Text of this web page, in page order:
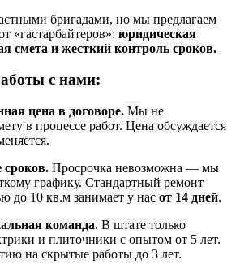
бригадами, но мы предлагаем
«гастарбайтеров»: юридическая
смета и жесткий контроль сроков.
с нами:
цена в договоре. Мы не
в процессе работ. Цена обсуждается
сроков. Просрочка невозможна — мы
графику. Стандартный ремонт
до 10 кв.м занимает у нас от 14 дней.
команда. В штате только
и плиточники с опытом от 5 лет.
на скрытые работы до 3 лет.